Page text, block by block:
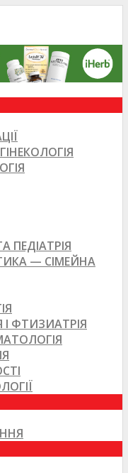
ПЕДІАТРІЯ
— СІМЕЙНА
ФТИЗИАТРІЯ